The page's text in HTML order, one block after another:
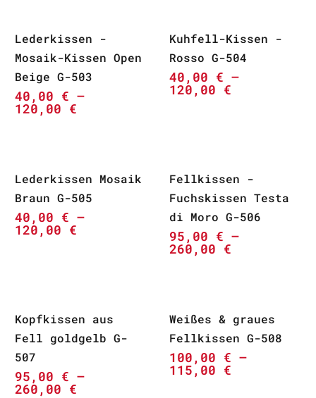
Lederkissen -
Mosaik-Kissen Open
Beige G-503
40,00 € –
120,00 €
Kuhfell-Kissen -
Rosso G-504
40,00 € –
120,00 €
Lederkissen Mosaik
Braun G-505
40,00 € –
120,00 €
Fellkissen -
Fuchskissen Testa
di Moro G-506
95,00 € –
260,00 €
Kopfkissen aus
Fell goldgelb G-
507
95,00 € –
260,00 €
Weißes & graues
Fellkissen G-508
100,00 € –
115,00 €